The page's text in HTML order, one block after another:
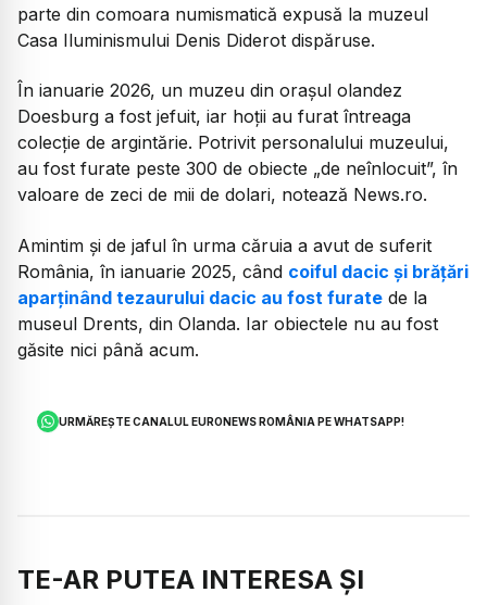
parte din comoara numismatică expusă la muzeul
Casa Iluminismului Denis Diderot dispăruse.
În ianuarie 2026, un muzeu din oraşul olandez
Doesburg a fost jefuit, iar hoţii au furat întreaga
colecţie de argintărie. Potrivit personalului muzeului,
au fost furate peste 300 de obiecte „de neînlocuit”, în
valoare de zeci de mii de dolari, notează News.ro.
Amintim și de jaful în urma căruia a avut de suferit
România, în ianuarie 2025, când coiful dacic și brățări
aparținând tezaurului dacic au fost furate de la
museul Drents, din Olanda. Iar obiectele nu au fost
găsite nici până acum.
URMĂREȘTE CANALUL EURONEWS ROMÂNIA PE WHATSAPP!
TE-AR PUTEA INTERESA ȘI